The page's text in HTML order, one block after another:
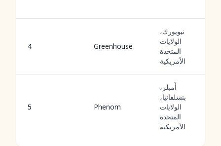
4 Greenhouse
نيويورك،
الولايات
المتحدة
الأمريكية
5 Phenom
أَمبلر،
بنسلفانيا،
الولايات
المتحدة
الأمريكية